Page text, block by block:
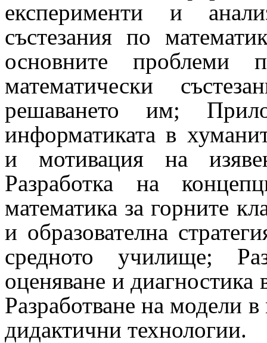
експерименти и
състезания по
основните
математически
решаването им;
информатиката в
и мотивация на
Разработка на
математика за горните
и образователна
средното училище;
оценяване и диагностика
Разработване на модели
дидактични технологии.